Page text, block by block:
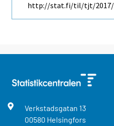
http://stat.fi/til/tjt/2017/
Verkstadsgatan 13
00580 Helsingfors